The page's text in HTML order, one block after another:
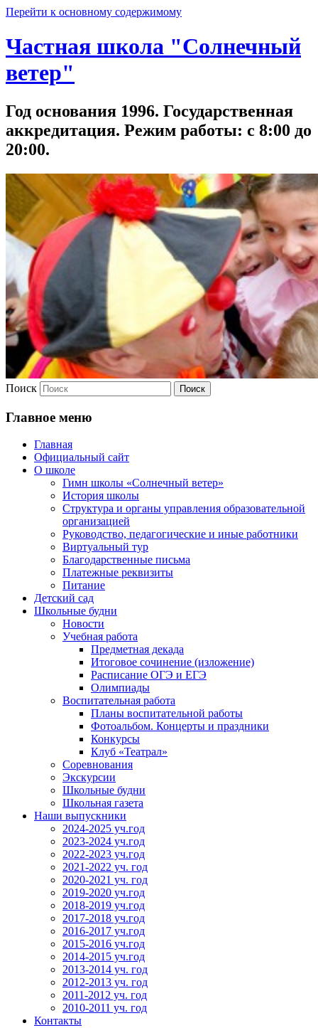
Перейти к основному содержимому
Частная школа "Солнечный
ветер"
Год основания 1996. Государственная
аккредитация. Режим работы: с 8:00 до
20:00.
Поиск
Главное меню
Главная
Официальный сайт
О школе
Гимн школы «Солнечный ветер»
История школы
Структура и органы управления образовательной
организацией
Руководство, педагогические и иные работники
Виртуальный тур
Благодарственные письма
Платежные реквизиты
Питание
Детский сад
Школьные будни
Новости
Учебная работа
Предметная декада
Итоговое сочинение (изложение)
Расписание ОГЭ и ЕГЭ
Олимпиады
Воспитательная работа
Планы воспитательной работы
Фотоальбом. Концерты и праздники
Конкурсы
Клуб «Театрал»
Соревнования
Экскурсии
Школьные будни
Школьная газета
Наши выпускники
2024-2025 уч.год
2023-2024 уч.год
2022-2023 уч.год
2021-2022 уч. год
2020-2021 уч. год
2019-2020 уч.год
2018-2019 уч.год
2017-2018 уч.год
2016-2017 уч.год
2015-2016 уч.год
2014-2015 уч.год
2013-2014 уч. год
2012-2013 уч. год
2011-2012 уч. год
2010-2011 уч. год
Контакты